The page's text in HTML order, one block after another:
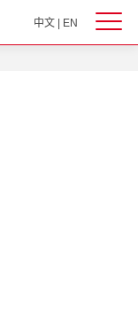
中文| EN